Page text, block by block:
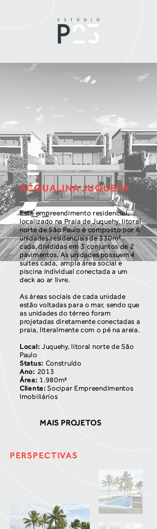
ACQUALINA JUQUEHY
MAIS PROJETOS
Este empreendimento residencial,
localizado na Praia de Juquehy, litoral
norte de São Paulo é composto por 6
unidades residenciais de 330m²
cada, divididas em 3 conjuntos de 2
pavimentos. As unidades possuem 4
suítes cada, ampla área social e
piscina individual conectada a um
deck ao ar livre.
As áreas sociais de cada unidade
estão voltadas para o mar, sendo que
as unidades do térreo foram
projetadas diretamente conectadas a
praia, literalmente com o pé na areia.
Local: Juquehy, litoral norte de São
Paulo
Status: Construído
Ano: 2013
Área: 1.980m²
Cliente:Socipar Empreendimentos
Imobiliários
PERSPECTIVAS